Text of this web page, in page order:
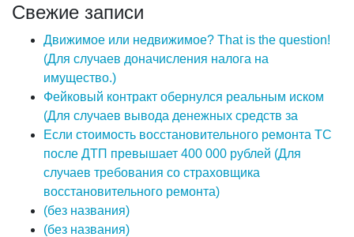
Свежие записи
Движимое или недвижимое? That is the question!
(Для случаев доначисления налога на
имущество.)
Фейковый контракт обернулся реальным иском
(Для случаев вывода денежных средств за
Если стоимость восстановительного ремонта ТС
после ДТП превышает 400 000 рублей (Для
случаев требования со страховщика
восстановительного ремонта)
(без названия)
(без названия)